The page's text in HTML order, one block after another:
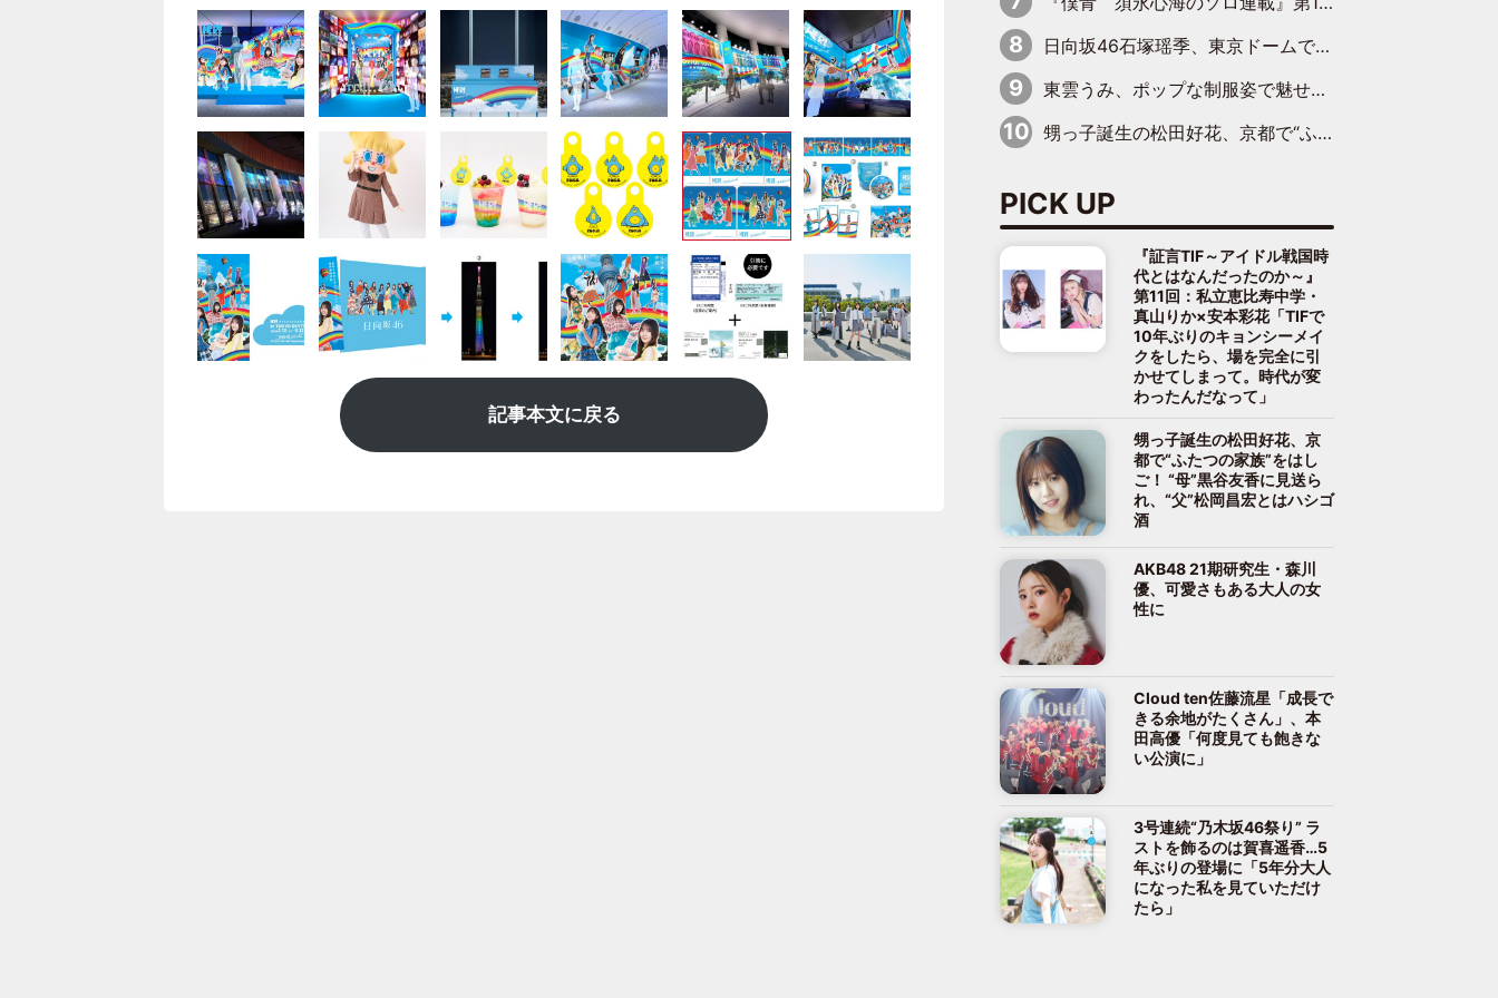
記事本文に戻る
日向坂46石塚瑶季、東京ドームで“観戦バレ”！ ナイツ・塙も認めた「巨人に詳しすぎるアイドル」は元VENUSスクール生で杉内コーチ推し⁉
東雲うみ、ポップな制服姿で魅せる“東雲グリーン”の正体
甥っ子誕生の松田好花、京都で“ふたつの家族”をはしご！ “母”黒谷友香に見送られ、“父”松岡昌宏とはハシゴ酒
PICK UP
『証言TIF～アイドル戦国時
代とはなんだったのか～』
第11回：私立恵比寿中学・
真山りか×安本彩花「TIFで
10年ぶりのキョンシーメイ
クをしたら、場を完全に引
かせてしまって。時代が変
わったんだなって」
甥っ子誕生の松田好花、京
都で“ふたつの家族”をはし
ご！ “母”黒谷友香に見送ら
れ、“父”松岡昌宏とはハシゴ
酒
AKB48 21期研究生・森川
優、可愛さもある大人の女
性に
Cloud ten佐藤流星「成長で
きる余地がたくさん」、本
田高優「何度見ても飽きな
い公演に」
3号連続“乃木坂46祭り” ラ
ストを飾るのは賀喜遥香…5
年ぶりの登場に「5年分大人
になった私を見ていただけ
たら」